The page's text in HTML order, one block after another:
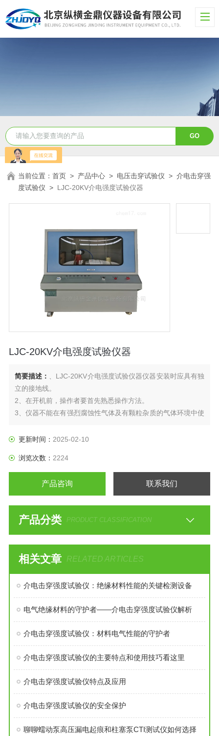
当前位置：首页 > 产品中心 > 电压击穿试验仪 >介电击穿强
度试验仪 > LJC-20KV介电强度试验仪器
LJC-20KV介电强度试验仪器
简要描述：
、LJC-20KV介电强度试验仪器仪器安装时应具有独
立的接地线。
2、在开机前，操作者要首先熟悉操作方法。
3、仪器不能在有强烈腐蚀性气体及有颗粒杂质的气体环境中使
更新时间： 2025-02-10
浏览次数： 2224
产品咨询 联系我们
产品分类 PRODUCT CLASSIFICATION
相关文章 RELATED ARTICLES
介电击穿强度试验仪：绝缘材料性能的关键检测设备
电气绝缘材料的守护者——介电击穿强度试验仪解析
介电击穿强度试验仪：材料电气性能的守护者
介电击穿强度试验仪的主要特点和使用技巧看这里
介电击穿强度试验仪特点及应用
介电击穿强度试验仪的安全保护
聊聊蠕动泵高压漏电起痕和柱塞泵CTI测试仪如何选择